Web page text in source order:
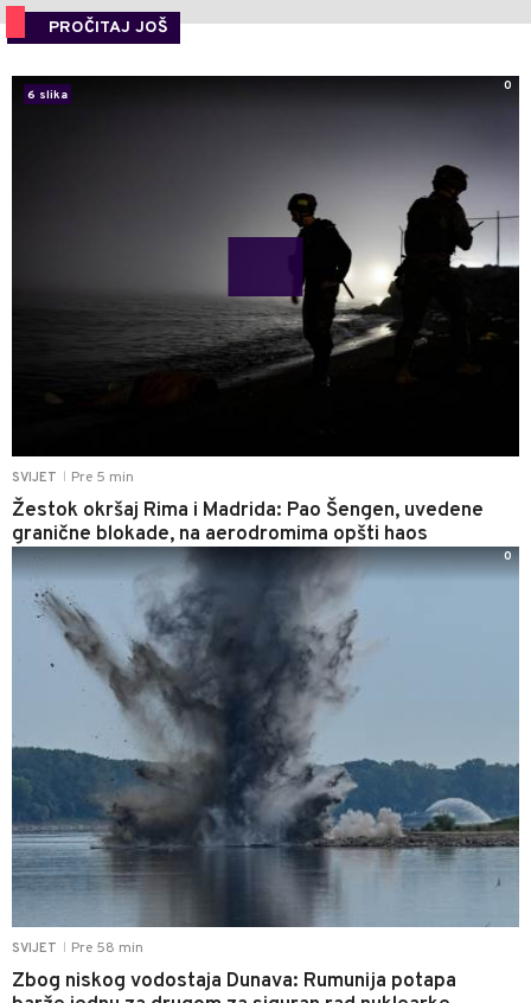
PROČITAJ JOŠ
SVIJET Pre 5 min
Žestok okršaj Rima i Madrida: Pao Šengen, uvedene
granične blokade, na aerodromima opšti haos
6 slika
0
SVIJET Pre 58 min
Zbog niskog vodostaja Dunava: Rumunija potapa
0